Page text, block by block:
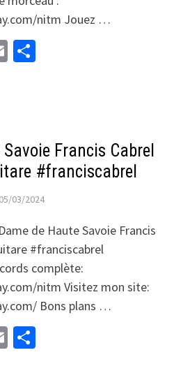
nitm Jouez …
EmailPartager
Francis Cabrel
#franciscabrel
05/03/2024
de Haute Savoie Francis
#franciscabrel
complète:
nitm Visitez mon site:
Bons plans …
EmailPartager